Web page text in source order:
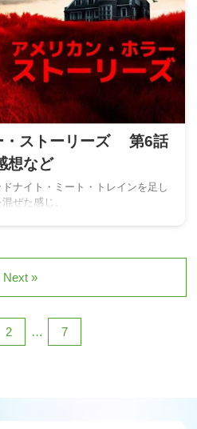
・ストーリーズ 第6話
想など
ナイト・ミート・トレインを足し
ぜた感じ。
2 … 7
Next »